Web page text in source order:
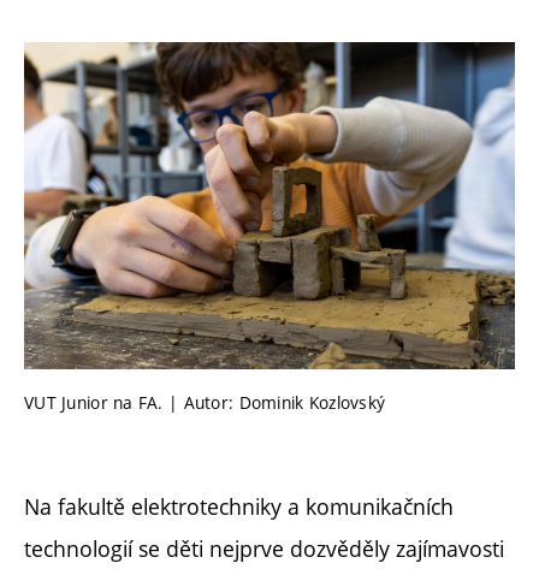
VUT Junior na FA. | Autor: Dominik Kozlovský
Na fakultě elektrotechniky a komunikačních
technologií se děti nejprve dozvěděly zajímavosti